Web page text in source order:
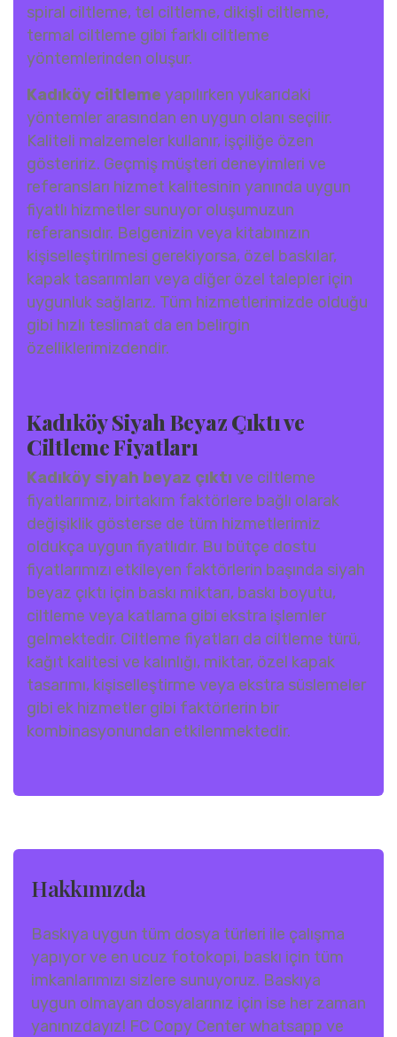
spiral ciltleme, tel ciltleme, dikişli ciltleme,
termal ciltleme gibi farklı ciltleme
yöntemlerinden oluşur.
Kadıköy ciltleme yapılırken yukarıdaki
yöntemler arasından en uygun olanı seçilir.
Kaliteli malzemeler kullanır, işçiliğe özen
gösteririz. Geçmiş müşteri deneyimleri ve
referansları hizmet kalitesinin yanında uygun
fiyatlı hizmetler sunuyor oluşumuzun
referansıdır. Belgenizin veya kitabınızın
kişiselleştirilmesi gerekiyorsa, özel baskılar,
kapak tasarımları veya diğer özel talepler için
uygunluk sağlarız. Tüm hizmetlerimizde olduğu
gibi hızlı teslimat da en belirgin
özelliklerimizdendir.
Kadıköy Siyah Beyaz Çıktı ve
Ciltleme Fiyatları
Kadıköy siyah beyaz çıktı ve ciltleme
fiyatlarımız, birtakım faktörlere bağlı olarak
değişiklik gösterse de tüm hizmetlerimiz
oldukça uygun fiyatlıdır. Bu bütçe dostu
fiyatlarımızı etkileyen faktörlerin başında siyah
beyaz çıktı için baskı miktarı, baskı boyutu,
ciltleme veya katlama gibi ekstra işlemler
gelmektedir. Ciltleme fiyatları da ciltleme türü,
kağıt kalitesi ve kalınlığı, miktar, özel kapak
tasarımı, kişiselleştirme veya ekstra süslemeler
gibi ek hizmetler gibi faktörlerin bir
kombinasyonundan etkilenmektedir.
Hakkımızda
Baskıya uygun tüm dosya türleri ile çalışma
yapıyor ve en ucuz fotokopi, baskı için tüm
imkanlarımızı sizlere sunuyoruz. Baskıya
uygun olmayan dosyalarınız için ise her zaman
yanınızdayız! FC Copy Center whatsapp ve